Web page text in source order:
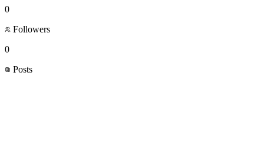
0
Followers
0
Posts